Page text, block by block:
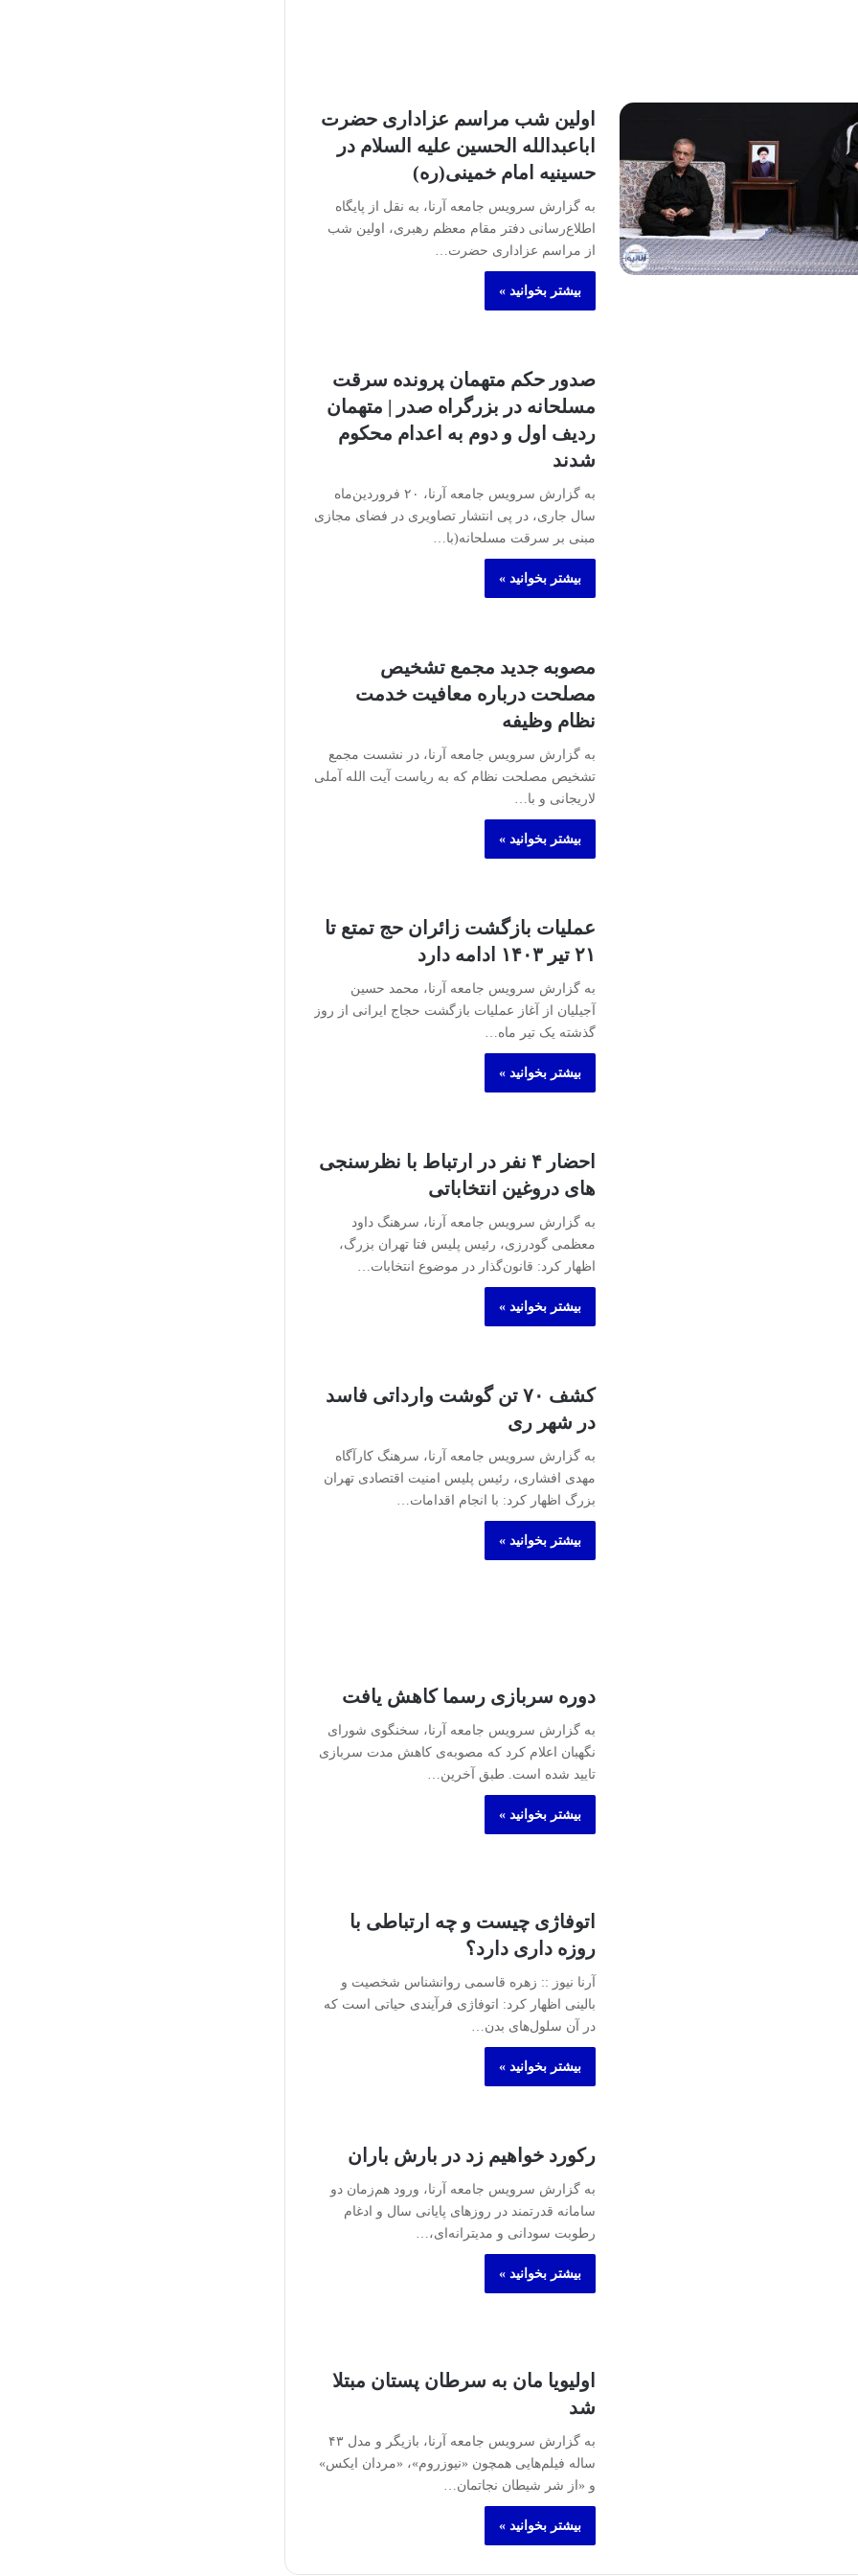
اولین شب مراسم عزاداری حضرت
اباعبدالله الحسین علیه‌ السلام در
حسینیه امام خمینی(ره)
به گزارش سرویس جامعه آرنا، به نقل از پایگاه
اطلاع‌رسانی دفتر مقام معظم رهبری، اولین شب
از مراسم عزاداری حضرت…
بیشتر بخوانید »
صدور حکم متهمان پرونده سرقت
مسلحانه در بزرگراه صدر | متهمان
ردیف اول و دوم به اعدام محکوم
شدند
به گزارش سرویس جامعه آرنا، ۲۰ فروردین‌ماه
سال جاری، در پی انتشار تصاویری در فضای مجازی
مبنی بر سرقت مسلحانه(با…
بیشتر بخوانید »
مصوبه جدید مجمع تشخیص
مصلحت درباره معافیت خدمت
نظام وظیفه
به گزارش سرویس جامعه آرنا، در نشست مجمع
تشخیص مصلحت نظام که به ریاست آیت الله آملی
لاریجانی و با…
بیشتر بخوانید »
عملیات بازگشت زائران حج تمتع تا
۲۱ تیر ۱۴۰۳ ادامه دارد
به گزارش سرویس جامعه آرنا، محمد حسین
آجیلیان از آغاز عملیات بازگشت حجاج ایرانی از روز
گذشته یک تیر ماه…
بیشتر بخوانید »
احضار ۴ نفر در ارتباط با نظرسنجی
های دروغین انتخاباتی
به گزارش سرویس جامعه آرنا، سرهنگ داود
معظمی گودرزی، رئیس پلیس فتا تهران بزرگ،
اظهار کرد: قانون‌گذار در موضوع انتخابات…
بیشتر بخوانید »
کشف ۷۰ تن گوشت وارداتی فاسد
در شهر ری
به گزارش سرویس جامعه آرنا، سرهنگ کارآگاه
مهدی افشاری، رئیس پلیس امنیت اقتصادی تهران
بزرگ اظهار کرد: با انجام اقدامات…
بیشتر بخوانید »
دوره سربازی رسما کاهش یافت
به گزارش سرویس جامعه آرنا، سخنگوی شورای
نگهبان اعلام کرد که مصوبه‌ی کاهش مدت سربازی
تایید شده است. طبق آخرین…
بیشتر بخوانید »
اتوفاژی چیست و چه ارتباطی با
روزه داری دارد؟
آرنا نیوز :: زهره قاسمی روانشناس شخصیت و
بالینی اظهار کرد: اتوفاژی فرآیندی حیاتی است که
در آن سلول‌های بدن…
بیشتر بخوانید »
رکورد خواهیم زد در بارش باران
به گزارش سرویس جامعه آرنا، ورود هم‌زمان دو
سامانه قدرتمند در روزهای پایانی سال و ادغام
رطوبت سودانی و مدیترانه‌ای،…
بیشتر بخوانید »
اولیویا مان به سرطان پستان مبتلا
شد
به گزارش سرویس جامعه آرنا، بازیگر و مدل ۴۳
ساله فیلم‌هایی همچون «نیوزروم»، «مردان ایکس»
و «از شر شیطان نجاتمان…
بیشتر بخوانید »